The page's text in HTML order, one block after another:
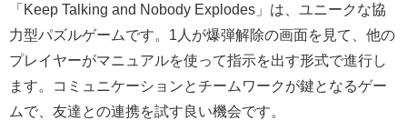
「Keep Talking and Nobody Explodes」は、ユニークな協
力型パズルゲームです。1人が爆弾解除の画面を見て、他の
プレイヤーがマニュアルを使って指示を出す形式で進行し
ます。コミュニケーションとチームワークが鍵となるゲー
ムで、友達との連携を試す良い機会です。